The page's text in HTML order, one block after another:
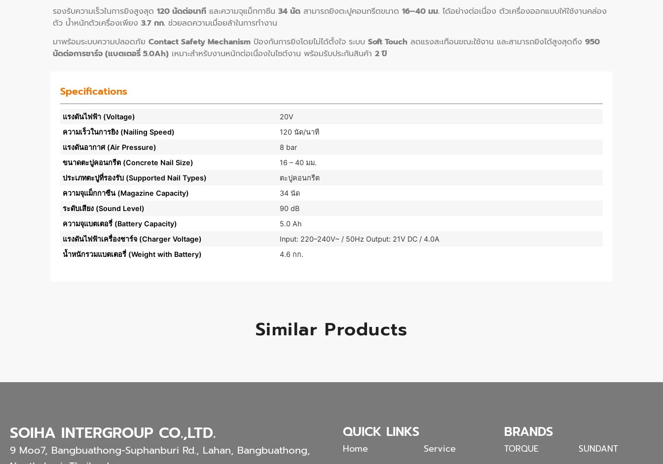
รองรับความเร็วในการยิงสูงสุด 120 นัดต่อนาที และความจุแม็กกาซีน 34 นัด สามารถยิงตะปูคอนกรีตขนาด 16–40 มม. ได้อย่างต่อเนื่อง ตัวเครื่องออกแบบให้ใช้งานคล่อง
ตัว น้ำหนักตัวเครื่องเพียง 3.7 กก. ช่วยลดความเมื่อยล้าในการทำงาน
มาพร้อมระบบความปลอดภัย Contact Safety Mechanism ป้องกันการยิงโดยไม่ได้ตั้งใจ ระบบ Soft Touch ลดแรงสะเทือนขณะใช้งาน และสามารถยิงได้สูงสุดถึง 950
นัดต่อการชาร์จ (แบตเตอรี่ 5.0Ah) เหมาะสำหรับงานหนักต่อเนื่องในไซต์งาน พร้อมรับประกันสินค้า 2 ปี
Specifications
แรงดันไฟฟ้า (Voltage)
20V
ความเร็วในการยิง (Nailing Speed)
120 นัด/นาที
แรงดันอากาศ (Air Pressure)
8 bar
ขนาดตะปูคอนกรีต (Concrete Nail Size)
16 – 40 มม.
ประเภทตะปูที่รองรับ (Supported Nail Types)
ตะปูคอนกรีต
ความจุแม็กกาซีน (Magazine Capacity)
34 นัด
ระดับเสียง (Sound Level)
90 dB
ความจุแบตเตอรี่ (Battery Capacity)
5.0 Ah
แรงดันไฟฟ้าเครื่องชาร์จ (Charger Voltage)
Input: 220–240V~ / 50Hz Output: 21V DC / 4.0A
น้ำหนักรวมแบตเตอรี่ (Weight with Battery)
4.6 กก.
Similar Products
SOIHA INTERGROUP CO.,LTD.
9 Moo7, Bangbuathong-Suphanburi Rd., Lahan, Bangbuathong,
QUICK LINKS
Home Service
BRANDS
TORQUE SUNDANT